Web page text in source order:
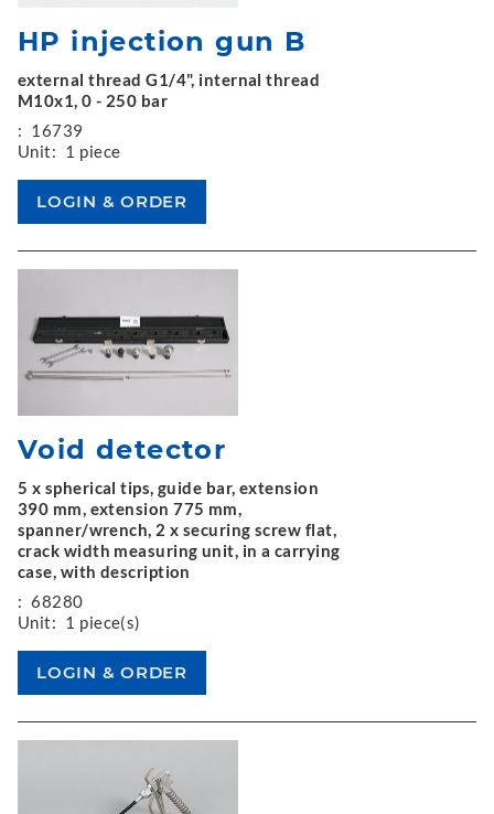
HP injection gun B
external thread G1/4", internal thread
M10x1, 0 - 250 bar
: 16739
Unit: 1 piece
Void detector
5 x spherical tips, guide bar, extension
390 mm, extension 775 mm,
spanner/wrench, 2 x securing screw flat,
crack width measuring unit, in a carrying
case, with description
: 68280
Unit: 1 piece(s)